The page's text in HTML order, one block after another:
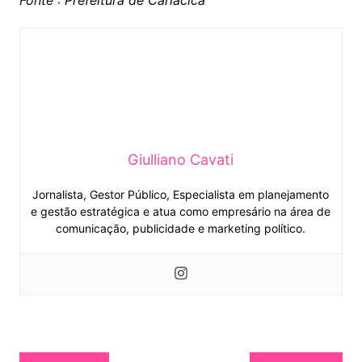
Giulliano Cavati
Jornalista, Gestor Público, Especialista em planejamento
e gestão estratégica e atua como empresário na área de
comunicação, publicidade e marketing político.